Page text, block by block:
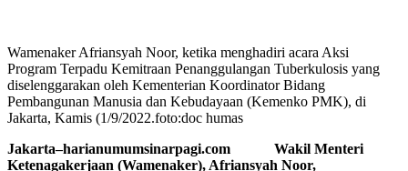
Wamenaker Afriansyah Noor, ketika menghadiri acara Aksi
Program Terpadu Kemitraan Penanggulangan Tuberkulosis yang
diselenggarakan oleh Kementerian Koordinator Bidang
Pembangunan Manusia dan Kebudayaan (Kemenko PMK), di
Jakarta, Kamis (1/9/2022.foto:doc humas
Jakarta–harianumumsinarpagi.com Wakil Menteri
Ketenagakerjaan (Wamenaker), Afriansyah Noor,